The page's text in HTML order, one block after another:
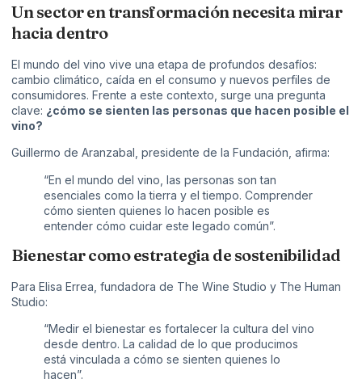
Un sector en transformación necesita mirar
hacia dentro
El mundo del vino vive una etapa de profundos desafíos:
cambio climático, caída en el consumo y nuevos perfiles de
consumidores. Frente a este contexto, surge una pregunta
clave: ¿cómo se sienten las personas que hacen posible el
vino?
Guillermo de Aranzabal, presidente de la Fundación, afirma:
“En el mundo del vino, las personas son tan
esenciales como la tierra y el tiempo. Comprender
cómo sienten quienes lo hacen posible es
entender cómo cuidar este legado común”.
Bienestar como estrategia de sostenibilidad
Para Elisa Errea, fundadora de The Wine Studio y The Human
Studio:
“Medir el bienestar es fortalecer la cultura del vino
desde dentro. La calidad de lo que producimos
está vinculada a cómo se sienten quienes lo
hacen”.